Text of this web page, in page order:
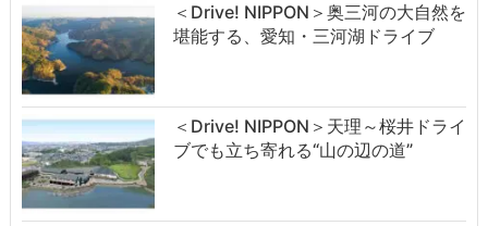
＜Drive! NIPPON＞奥三河の大自然を
堪能する、愛知・三河湖ドライブ
＜Drive! NIPPON＞天理～桜井ドライ
ブでも立ち寄れる“山の辺の道”